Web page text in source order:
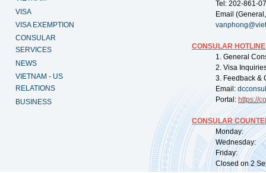
VISA
VISA EXEMPTION
CONSULAR
SERVICES
NEWS
VIETNAM - US
RELATIONS
BUSINESS
Tel: 202-861-
Email
CONSULAR
1. General
2. Visa
3. Feedback &
Email:
Portal: https://
CONSULAR
Monday:
Wednesday:
Friday:
Closed on 2